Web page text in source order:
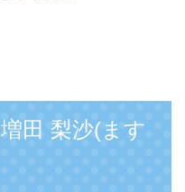
田 梨沙(ます